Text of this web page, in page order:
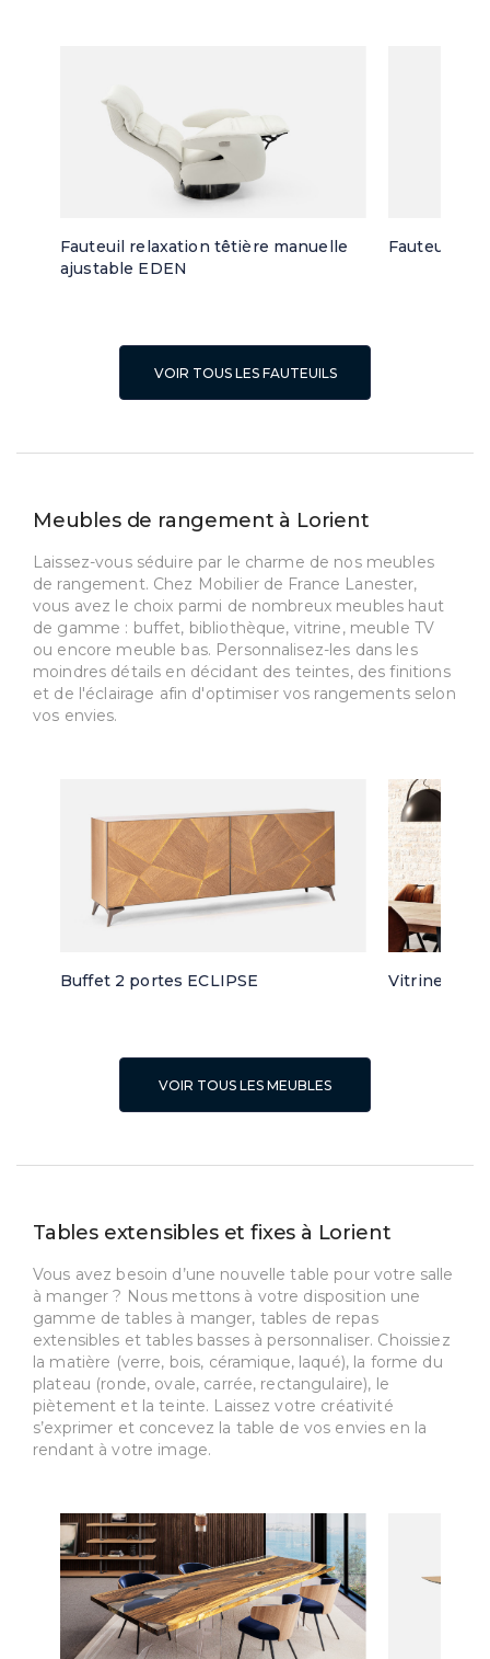
Fauteuil relaxation têtière manuelle
ajustable EDEN
Fauteuil
VOIR TOUS LES FAUTEUILS
Meubles de rangement à Lorient
Laissez-vous séduire par le charme de nos meubles
de rangement. Chez Mobilier de France Lanester,
vous avez le choix parmi de nombreux meubles haut
de gamme : buffet, bibliothèque, vitrine, meuble TV
ou encore meuble bas. Personnalisez-les dans les
moindres détails en décidant des teintes, des finitions
et de l'éclairage afin d'optimiser vos rangements selon
vos envies.
Buffet 2 portes ECLIPSE Vitrine 3
VOIR TOUS LES MEUBLES
Tables extensibles et fixes à Lorient
Vous avez besoin d’une nouvelle table pour votre salle
à manger ? Nous mettons à votre disposition une
gamme de tables à manger, tables de repas
extensibles et tables basses à personnaliser. Choissiez
la matière (verre, bois, céramique, laqué), la forme du
plateau (ronde, ovale, carrée, rectangulaire), le
piètement et la teinte. Laissez votre créativité
s’exprimer et concevez la table de vos envies en la
rendant à votre image.